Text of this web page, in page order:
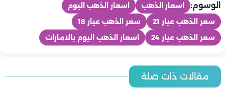
الوسوم: اسعار الذهب
اسعار الذهب اليوم
سعر الذهب عيار 21
سعر الذهب عيار 18
سعر الذهب عيار 24
اسعار الذهب اليوم بالامارات
مقالات ذات صلة
منوعات
أسعار الذهب اليوم | الخميس 6 -8- 2026 بالإمارات.. تحديث يومي
كزبرة وعصام صاصا يطرحان «بيان هام» بالتزامن مع اقتراب عرض
منوعات
منوعات